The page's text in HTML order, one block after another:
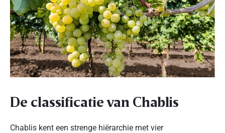
De classificatie van Chablis
Chablis kent een strenge hiërarchie met vier